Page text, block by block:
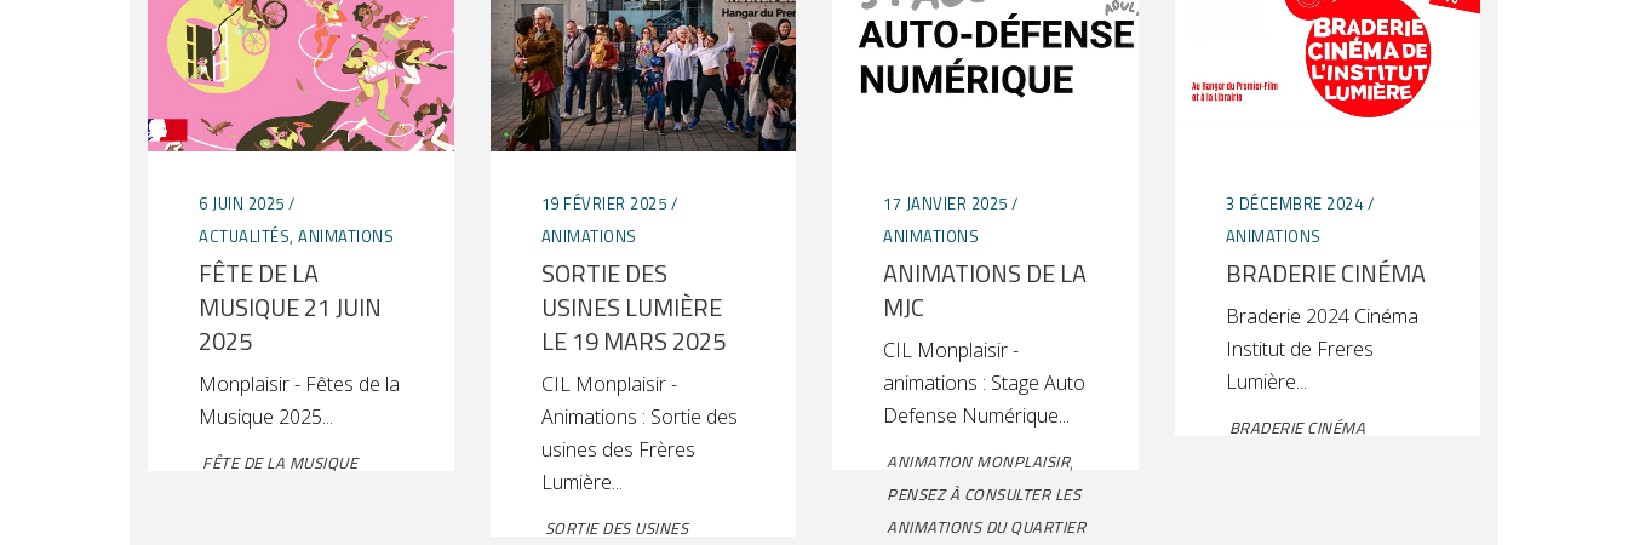
6 JUIN 2025
ACTUALITÉS, ANIMATIONS
FÊTE DE LA
MUSIQUE 21 JUIN
2025
Monplaisir - Fêtes de la
Musique 2025
FÊTE DE LA MUSIQUE
19 FÉVRIER 2025
ANIMATIONS
SORTIE DES
USINES LUMIÈRE
LE 19 MARS 2025
CIL Monplaisir -
Animations : Sortie des
usines des Frères
Lumière
SORTIE DES USINES
17 JANVIER 2025
ANIMATIONS
ANIMATIONS DE LA
MJC
CIL Monplaisir -
animations : Stage Auto
Defense Numérique
ANIMATION MONPLAISIR,
PENSEZ À CONSULTER LES
ANIMATIONS DU QUARTIER
3 DÉCEMBRE 2024
ANIMATIONS
BRADERIE CINÉMA
Braderie 2024 Cinéma
Institut de Freres
Lumière
BRADERIE CINÉMA